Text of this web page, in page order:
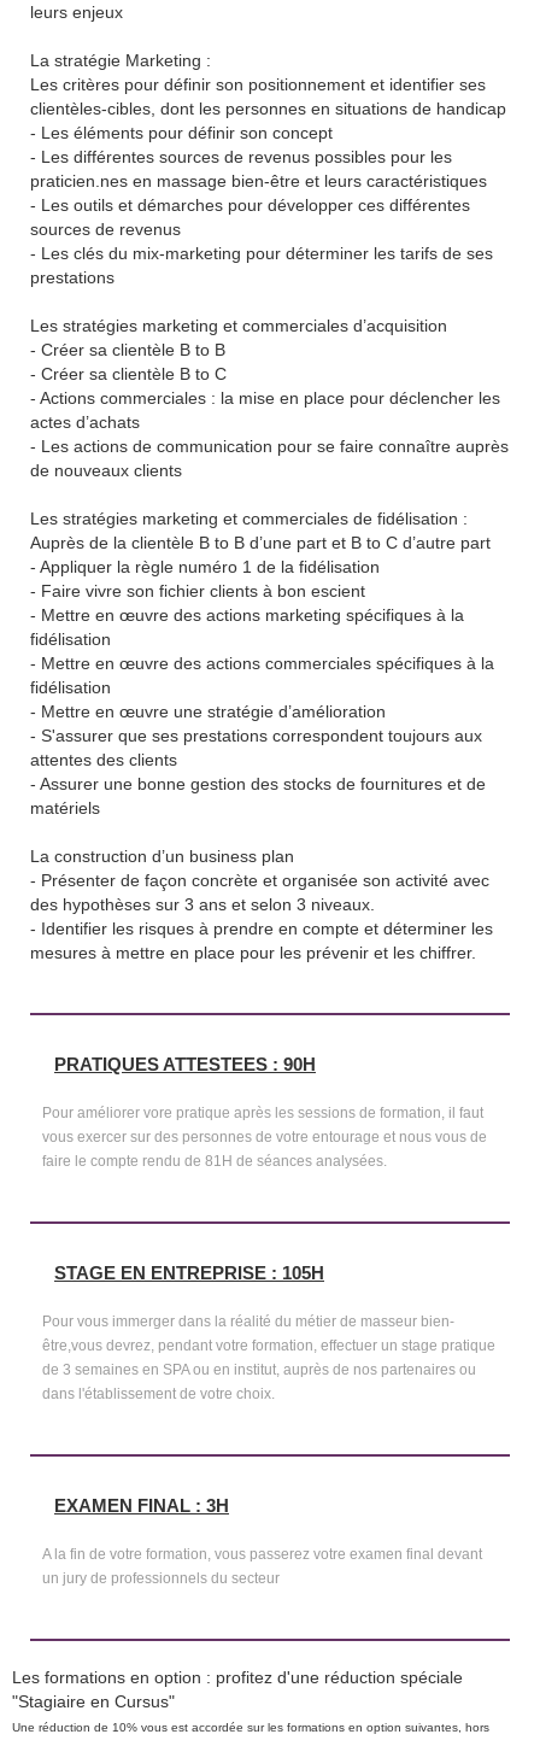
leurs enjeux
La stratégie Marketing :
Les critères pour définir son positionnement et identifier ses
clientèles-cibles, dont les personnes en situations de handicap
- Les éléments pour définir son concept
- Les différentes sources de revenus possibles pour les
praticien.nes en massage bien-être et leurs caractéristiques
- Les outils et démarches pour développer ces différentes
sources de revenus
- Les clés du mix-marketing pour déterminer les tarifs de ses
prestations
Les stratégies marketing et commerciales d’acquisition
- Créer sa clientèle B to B
- Créer sa clientèle B to C
- Actions commerciales : la mise en place pour déclencher les
actes d’achats
- Les actions de communication pour se faire connaître auprès
de nouveaux clients
Les stratégies marketing et commerciales de fidélisation :
Auprès de la clientèle B to B d’une part et B to C d’autre part
- Appliquer la règle numéro 1 de la fidélisation
- Faire vivre son fichier clients à bon escient
- Mettre en œuvre des actions marketing spécifiques à la
fidélisation
- Mettre en œuvre des actions commerciales spécifiques à la
fidélisation
- Mettre en œuvre une stratégie d’amélioration
- S'assurer que ses prestations correspondent toujours aux
attentes des clients
- Assurer une bonne gestion des stocks de fournitures et de
matériels
La construction d’un business plan
- Présenter de façon concrète et organisée son activité avec
des hypothèses sur 3 ans et selon 3 niveaux.
- Identifier les risques à prendre en compte et déterminer les
mesures à mettre en place pour les prévenir et les chiffrer.
PRATIQUES ATTESTEES : 90H
Pour améliorer vore pratique après les sessions de formation, il faut
vous exercer sur des personnes de votre entourage et nous vous de
faire le compte rendu de 81H de séances analysées.
STAGE EN ENTREPRISE : 105H
Pour vous immerger dans la réalité du métier de masseur bien-
être,vous devrez, pendant votre formation, effectuer un stage pratique
de 3 semaines en SPA ou en institut, auprès de nos partenaires ou
dans l'établissement de votre choix.
EXAMEN FINAL : 3H
A la fin de votre formation, vous passerez votre examen final devant
un jury de professionnels du secteur
Les formations en option : profitez d'une réduction spéciale
"Stagiaire en Cursus"
Une réduction de 10% vous est accordée sur les formations en option suivantes, hors